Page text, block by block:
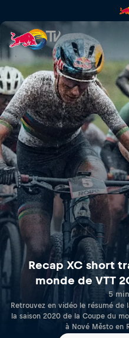
Recap XC
Recap XC short
monde de VTT
5
Retrouvez en vidéo le résumé
la saison 2020 de la Coupe du
à Nové Město en